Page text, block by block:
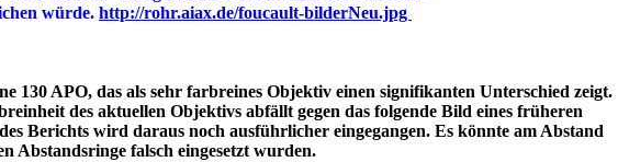
würde. http://rohr.aiax.de/foucault-bilderNeu.jpg
130 APO, das als sehr farbreines Objektiv einen signifikanten Unterschied zeigt.
des aktuellen Objektivs abfällt gegen das folgende Bild eines früheren
Berichts wird daraus noch ausführlicher eingegangen. Es könnte am Abstand
Abstandsringe falsch eingesetzt wurden.